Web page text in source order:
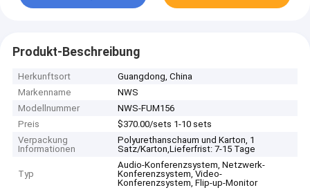
Produkt-Beschreibung
Herkunftsort
Guangdong, China
Markenname
NWS
Modellnummer
NWS-FUM156
Preis
$370.00/sets 1-10 sets
Verpackung
Informationen
Polyurethanschaum und Karton, 1
Satz/Karton,Lieferfrist: 7-15 Tage
Typ
Audio-Konferenzsystem, Netzwerk-
Konferenzsystem, Video-
Konferenzsystem, Flip-up-Monitor